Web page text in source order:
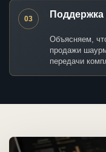
03 Поддержка
Объясняем,
продажи
передачи